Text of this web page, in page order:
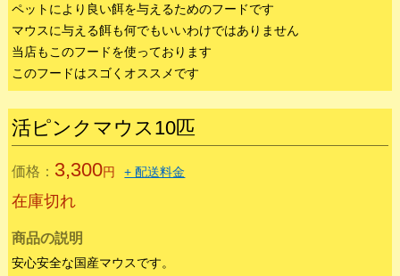
2kg
2,200円
5kg
4,950円
在庫あり
商品の説明
マウス・ラット専用フードです
マウスに与える餌も何でもいいわけではありません
当店もこのフードを使っております